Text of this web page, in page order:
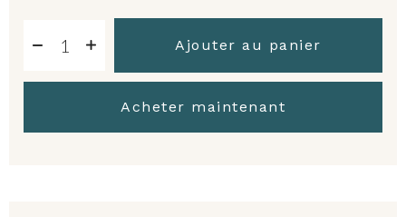
Ajouter au panier
Acheter maintenant